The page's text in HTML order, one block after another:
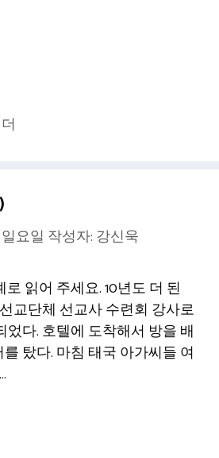
요일 작성자: 강신욱
로 읽어 주세요. 10년도 더 된
교단체 선교사 수련회 강사로
다. 호텔에 도착해서 방을 배
탔다. 마침 태국 아가씨들 여